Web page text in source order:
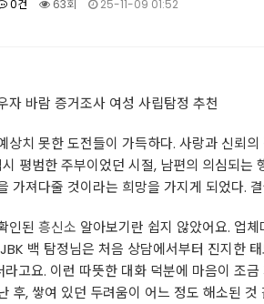
0건 63회 25-11-09 01:52
자 바람 증거조사 여성 사립탐정 추천
상치 못한 도전들이 가득하다. 사랑과 신뢰
평범한 주부이었던 시절, 남편의 의심되
가져다줄 것이라는 희망을 가지게 되었다.
인된 흥신소 알아보기란 쉽지 않았어요. 업
백 탐정님은 처음 상담에서부터 진지한
라고요. 이런 따뜻한 대화 덕분에 마음이 조
후, 쌓여 있던 두려움이 어느 정도 해소된